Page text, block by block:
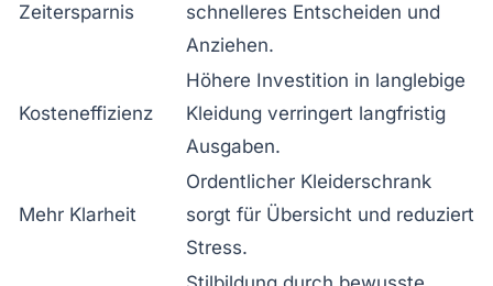
Zeitersparnis
schnelleres Entscheiden und
Anziehen.
Kosteneffizienz
Höhere Investition in langlebige
Kleidung verringert langfristig
Ausgaben.
Mehr Klarheit
Ordentlicher Kleiderschrank
sorgt für Übersicht und reduziert
Stress.